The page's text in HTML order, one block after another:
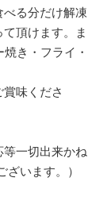
る分だけ解凍
頂けます。ま
き・フライ・
味くださ
一切出来かね
います。）